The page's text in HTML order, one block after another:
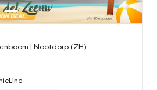
| Nootdorp (ZH)